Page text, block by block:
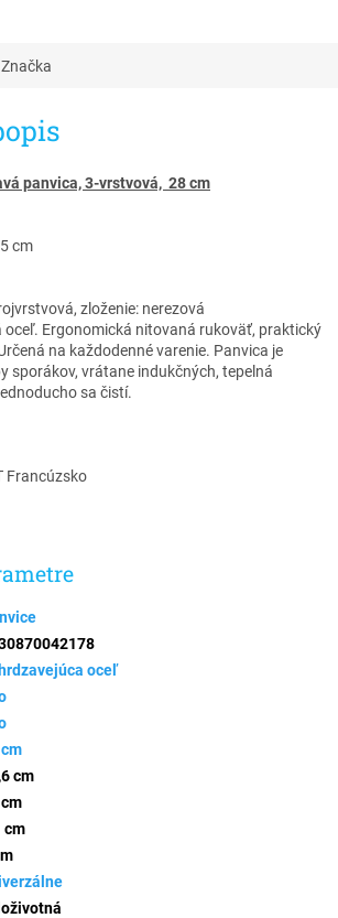
Značka
panvica, 3-vrstvová, 28 cm​
cm
zloženie: nerezová
Ergonomická nitovaná rukoväť, praktický
na každodenné varenie. Panvica je
sporákov, vrátane indukčných, tepelná
sa čistí.
Francúzsko
oceľ
cm
cm